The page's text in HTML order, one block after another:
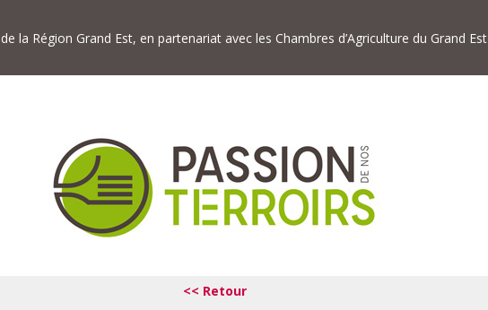
la Région Grand Est, en partenariat avec les Chambres d’Agriculture du Grand Est
<< Retour